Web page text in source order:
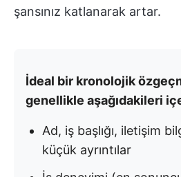
şansınız katlanarak artar.
İdeal bir kronolojik
genellikle aşağıdakileri
Ad, iş başlığı, iletişim
küçük ayrıntılar